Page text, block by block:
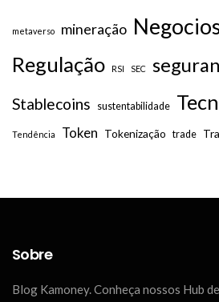
metaverso mineração
Regulação RSI SEC
Stablecoins sustentabilidade
Tendência Token Tokenização trade
Sobre
Blog Kamoney. Conheça nossos Hub